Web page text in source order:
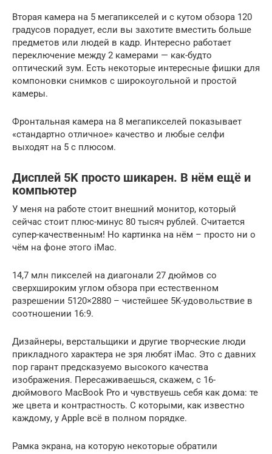
Вторая камера на 5 мегапикселей и с кутом обзора 120
градусов порадует, если вы захотите вместить больше
предметов или людей в кадр. Интересно работает
переключение между 2 камерами — как-будто
оптический зум. Есть некоторые интересные фишки для
компоновки снимков с широкоугольной и простой
камеры.
Фронтальная камера на 8 мегапикселей показывает
«стандартно отличное» качество и любые селфи
выходят на 5 с плюсом.
Дисплей 5K просто шикарен. В нём ещё и
компьютер
У меня на работе стоит внешний монитор, который
сейчас стоит плюс-минус 80 тысяч рублей. Считается
супер-качественным! Но картинка на нём – просто ни о
чём на фоне этого iMac.
14,7 млн пикселей на диагонали 27 дюймов со
сверхшироким углом обзора при естественном
разрешении 5120×2880 – чистейшее 5K-удовольствие в
соотношении 16:9.
Дизайнеры, верстальщики и другие творческие люди
прикладного характера не зря любят iMac. Это с давних
пор гарант предсказуемо высокого качества
изображения. Пересаживаешься, скажем, с 16-
дюймового MacBook Pro и чувствуешь себя как дома: те
же цвета и контрастность. С которыми, как известно
каждому, у Apple всё в полном порядке.
Рамка экрана, на которую некоторые обратили